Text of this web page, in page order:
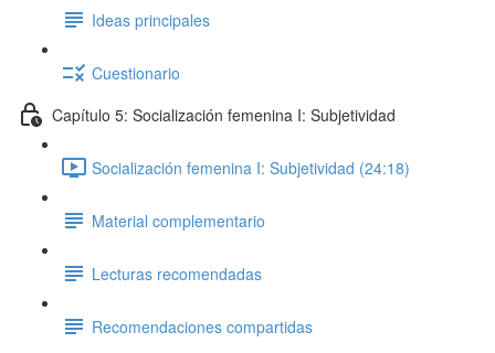
Ideas principales
Cuestionario
Capítulo 5: Socialización femenina I: Subjetividad
Socialización femenina I: Subjetividad (24:18)
Material complementario
Lecturas recomendadas
Recomendaciones compartidas